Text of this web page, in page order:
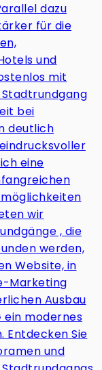
dazu
für die
und
mit
bei
deutlich
eine
wir
, die
werden,
Website, in
Marketing
Ausbau
ein modernes
Entdecken Sie
und